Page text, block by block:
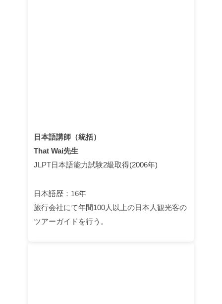
日本語講師（統括）
That Wai先生
JLPT日本語能力試験2級取得(2006年)
日本語歴：16年
旅行会社にて年間100人以上の日本人観光客の
ツアーガイドを行う。